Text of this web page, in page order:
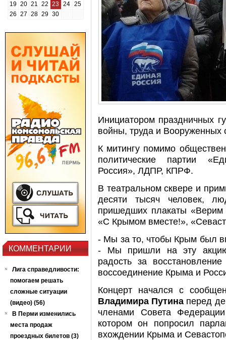
19 20 21 22 23 24 25
26 27 28 29 30
КОММЕНТАРИИ
Лига справедливости:
помогаем решать
сложные ситуации
(видео) (56)
В Перми изменились
места продаж
проездных билетов (3)
Инициатором праздничных
войны, труда и Вооруженных
К митингу помимо
политические партии
Россия», ЛДПР, КПРФ.
В театральном сквере и
десяти тысяч человек,
пришедших плакаты
«С Крымом вместе!»,
- Мы за то, чтобы Крым был
- Мы пришли на эту
радость за
воссоединение Крыма и
Концерт начался с
Владимира Путина перед
членами Совета
котором он попросил
вхождении Крыма и